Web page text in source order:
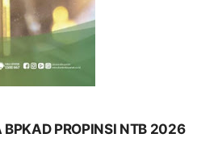
PROPINSI NTB 2026